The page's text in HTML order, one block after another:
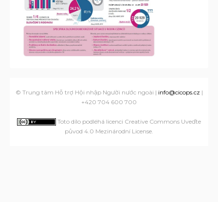
© Trung tâm Hỗ trợ Hội nhập Người nước ngoài | info@cicops.cz |
+420 704 600 700
Toto dílo podléhá licenci Creative Commons Uveďte
původ 4.0 Mezinárodní License.